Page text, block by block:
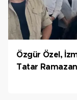
Özgür Özel,
Tatar